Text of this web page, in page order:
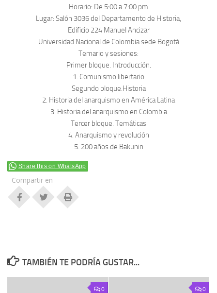
Horario: De 5:00 a 7:00 pm
Lugar: Salón 3036 del Departamento de Historia,
Edificio 224 Manuel Ancizar
Universidad Nacional de Colombia sede Bogotá
Temario y sesiones:
Primer bloque. Introducción.
1. Comunismo libertario
Segundo bloque.Historia
2. Historia del anarquismo en América Latina
3. Historia del anarquismo en Colombia
Tercer bloque. Temáticas
4. Anarquismo y revolución
5. 200 años de Bakunin
Share this on WhatsApp
Compartir en
TAMBIÉN TE PODRÍA GUSTAR...
0 0